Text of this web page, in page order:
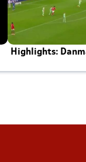
Highlights: